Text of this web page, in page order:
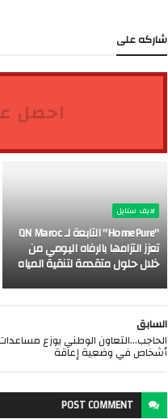
شاركه على
احصل
لايف ستايل
"HomePure" التابعة لـ QN Maroc
تعزز التزامها بالرفاه اليومي من
خلال حلول متقدمة لتنقية المياه
السابق
الحاجب...التعاون الوطني يوزع
أشخاص في وضعية إعاقة
POSTCOMMENT